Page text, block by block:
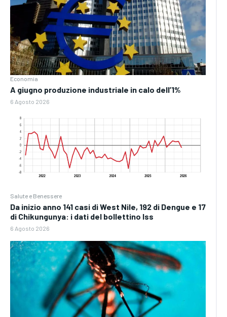
Economia
A giugno produzione industriale in calo dell’1%
6 Agosto 2026
Salute e Benessere
Da inizio anno 141 casi di West Nile, 192 di Dengue e 17
di Chikungunya: i dati del bollettino Iss
6 Agosto 2026